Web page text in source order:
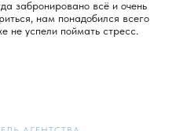
забронировано всё и очень
нам понадобился всего
не успели поймать стресс.